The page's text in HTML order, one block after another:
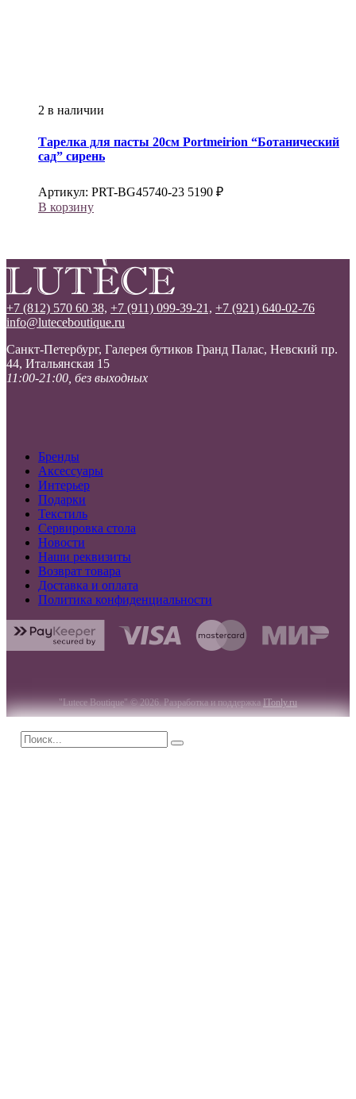
2 в наличии
Тарелка для пасты 20см Portmeirion “Ботанический
сад” сирень
Артикул: PRT-BG45740-23 5190 ₽
В корзину
+7 (812) 570 60 38, +7 (911) 099-39-21, +7 (921) 640-02-76
info@luteceboutique.ru
Санкт-Петербург, Галерея бутиков Гранд Палас, Невский пр.
44, Итальянская 15
11:00-21:00, без выходных
Бренды
Аксессуары
Интерьер
Подарки
Текстиль
Сервировка стола
Новости
Наши реквизиты
Возврат товара
Доставка и оплата
Политика конфиденциальности
"Lutece Boutique" © 2026. Разработка и поддержкаITonly.ru